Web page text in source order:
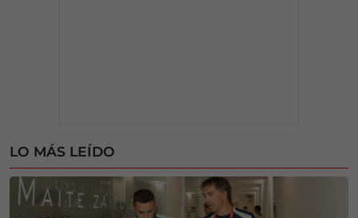
LO MÁS LEÍDO